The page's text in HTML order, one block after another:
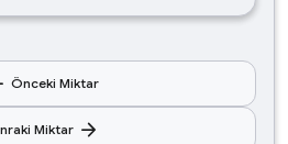
Önceki Miktar
Miktar arrow_forward